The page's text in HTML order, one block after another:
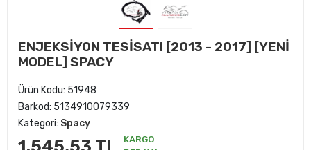
ENJEKSİYON TESİSATI [2013 - 2017] [YENİ
MODEL] SPACY
Ürün Kodu: 51948
Barkod: 5134910079339
Kategori: Spacy
1.545,53 TL
KARGO